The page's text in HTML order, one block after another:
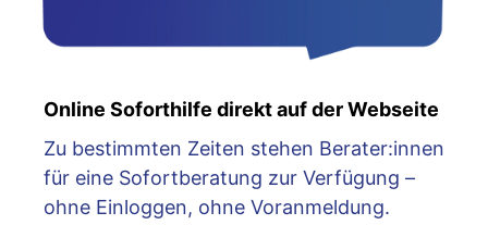
Online Soforthilfe direkt auf der Webseite
Zu bestimmten Zeiten stehen Berater:innen
für eine Sofortberatung zur Verfügung –
ohne Einloggen, ohne Voranmeldung.